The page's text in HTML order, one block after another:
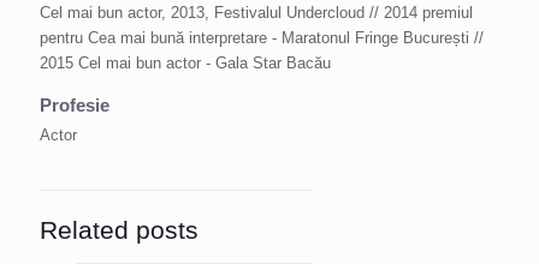
Cel mai bun actor, 2013, Festivalul Undercloud // 2014 premiul
pentru Cea mai bună interpretare - Maratonul Fringe București //
2015 Cel mai bun actor - Gala Star Bacău
Profesie
Actor
Related posts